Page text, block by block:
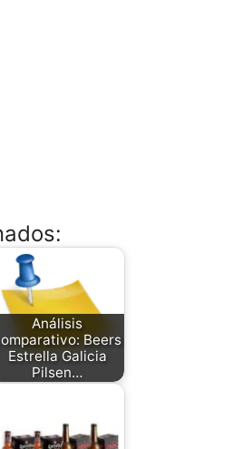
Análisis
Beers
Estrella Galicia
Pilsen…